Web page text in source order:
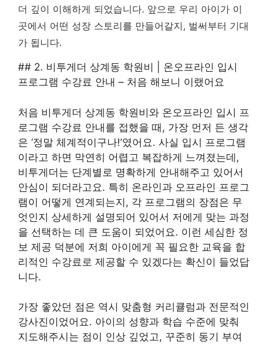
더 깊이 이해하게 되었습니다. 앞으로 우리 아이가 이
곳에서 어떤 성장 스토리를 만들어갈지, 벌써부터 기대
가 됩니다.
## 2. 비투게더 상계동 학원비 | 온오프라인 입시
프로그램 수강료 안내 – 처음 해보니 이랬어요
처음 비투게더 상계동 학원비와 온오프라인 입시 프
로그램 수강료 안내를 접했을 때, 가장 먼저 든 생각
은 ‘정말 체계적이구나!’였어요. 사실 입시 프로그램
이라고 하면 막연히 어렵고 복잡하게 느껴졌는데,
비투게더는 단계별로 명확하게 안내해주고 있어서
안심이 되더라고요. 특히 온라인과 오프라인 프로그
램이 어떻게 연계되는지, 각 프로그램의 장점은 무
엇인지 상세하게 설명되어 있어서 저에게 맞는 과정
을 선택하는 데 큰 도움이 되었어요. 이런 세심한 정
보 제공 덕분에 저희 아이에게 꼭 필요한 교육을 합
리적인 수강료로 제공할 수 있겠다는 확신이 들었답
니다.
가장 좋았던 점은 역시 맞춤형 커리큘럼과 전문적인
강사진이었어요. 아이의 성향과 학습 수준에 맞춰
지도해주시는 점이 인상 깊었고, 꾸준히 동기 부여